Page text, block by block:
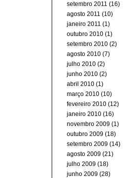
setembro 2011 (16)
agosto 2011 (10)
janeiro 2011 (1)
outubro 2010 (1)
setembro 2010 (2)
agosto 2010 (7)
julho 2010 (2)
junho 2010 (2)
abril 2010 (1)
março 2010 (10)
fevereiro 2010 (12)
janeiro 2010 (16)
novembro 2009 (1)
outubro 2009 (18)
setembro 2009 (14)
agosto 2009 (21)
julho 2009 (18)
junho 2009 (28)